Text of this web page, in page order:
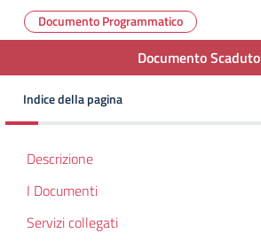
Documento Programmatico
Documento Scaduto
Indice della pagina
Descrizione
I Documenti
Servizi collegati